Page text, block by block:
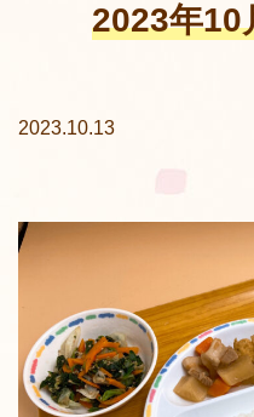
2023年10
2023.10.13